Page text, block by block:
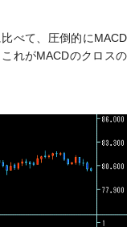
べて、圧倒的にMACD
れがMACDのクロスの